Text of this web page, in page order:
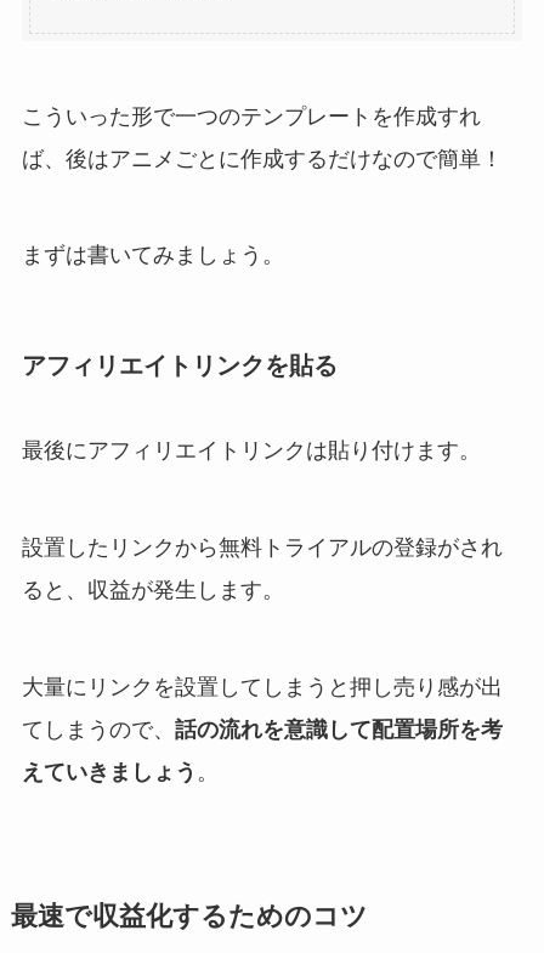
こういった形で一つのテンプレートを作成すれ
ば、後はアニメごとに作成するだけなので簡単！
まずは書いてみましょう。
アフィリエイトリンクを貼る
最後にアフィリエイトリンクは貼り付けます。
設置したリンクから無料トライアルの登録がされ
ると、収益が発生します。
大量にリンクを設置してしまうと押し売り感が出
てしまうので、 話の流れを意識して配置場所を考
えていきましょう 。
最速で収益化するためのコツ